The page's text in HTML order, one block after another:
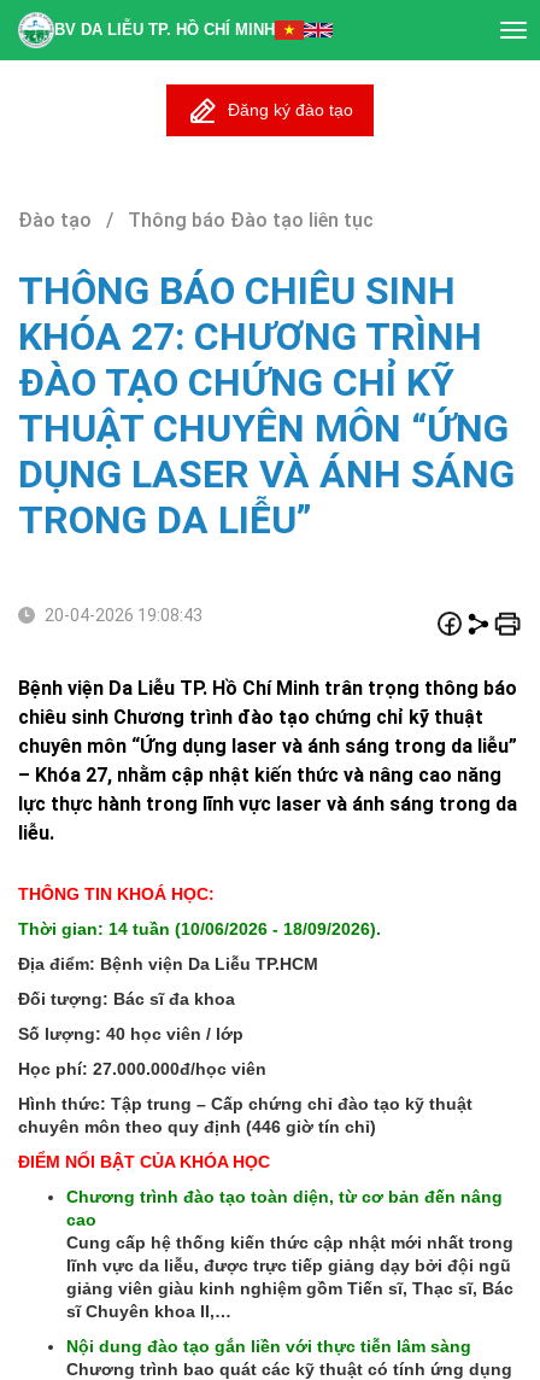
BV DA LIỄU TP. HỒ CHÍ MINH
Đăng ký đào tạo
Đào tạo / Thông báo Đào tạo liên tục
THÔNG BÁO CHIÊU SINH
KHÓA 27: CHƯƠNG TRÌNH
ĐÀO TẠO CHỨNG CHỈ KỸ
THUẬT CHUYÊN MÔN “ỨNG
DỤNG LASER VÀ ÁNH SÁNG
TRONG DA LIỄU”
20-04-2026 19:08:43
Bệnh viện Da Liễu TP. Hồ Chí Minh trân trọng thông báo
chiêu sinh Chương trình đào tạo chứng chỉ kỹ thuật
chuyên môn “Ứng dụng laser và ánh sáng trong da liễu”
– Khóa 27, nhằm cập nhật kiến thức và nâng cao năng
lực thực hành trong lĩnh vực laser và ánh sáng trong da
liễu.
THÔNG TIN KHOÁ HỌC:
Thời gian: 14 tuần (10/06/2026 - 18/09/2026).
Địa điểm: Bệnh viện Da Liễu TP.HCM
Đối tượng: Bác sĩ đa khoa
Số lượng: 40 học viên / lớp
Học phí: 27.000.000đ/học viên
Hình thức: Tập trung – Cấp chứng chỉ đào tạo kỹ thuật
chuyên môn theo quy định (446 giờ tín chỉ)
ĐIỂM NỔI BẬT CỦA KHÓA HỌC
Chương trình đào tạo toàn diện, từ cơ bản đến nâng
cao
Cung cấp hệ thống kiến thức cập nhật mới nhất trong
lĩnh vực da liễu, được trực tiếp giảng dạy bởi đội ngũ
giảng viên giàu kinh nghiệm gồm Tiến sĩ, Thạc sĩ, Bác
sĩ Chuyên khoa II,…
Nội dung đào tạo gắn liền với thực tiễn lâm sàng
Chương trình bao quát các kỹ thuật có tính ứng dụng